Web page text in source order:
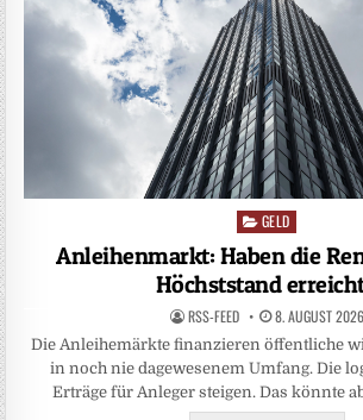
Posted
in
GELD
Anleihenmarkt: Haben die
Höchststand
RSS-FEED 8. AUGUST 2026
Die Anleihemärkte finanzieren öffentliche
in noch nie da­gewesenem Umfang. Die
Erträge für Anleger steigen. Das könnte